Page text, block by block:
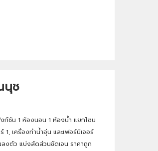
นุช
ก์ชัน 1 ห้องนอน 1 ห้องน้ำ แยกโซน
เครื่องทำน้ำอุ่น และเฟอร์นิเจอร์
งตัว แบ่งสัดส่วนชัดเจน ราคาถูก